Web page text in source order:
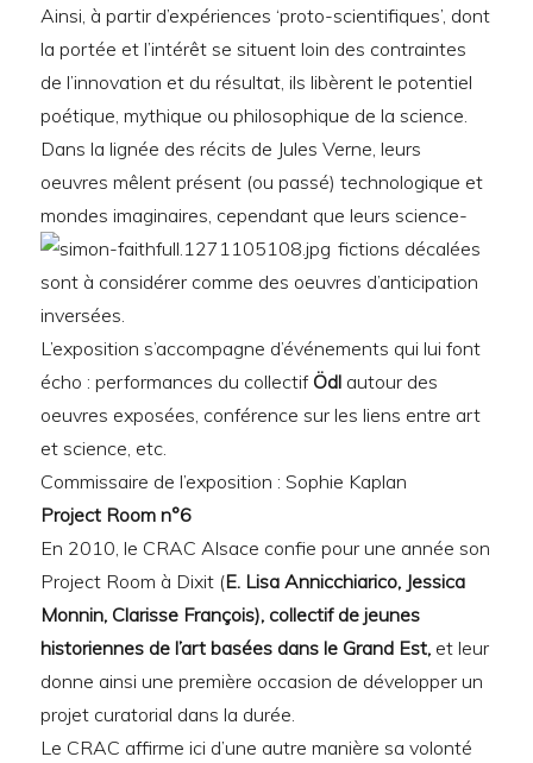
Ainsi, à partir d’expériences ‘proto-scientifiques’, dont
la portée et l’intérêt se situent loin des contraintes
de l’innovation et du résultat, ils libèrent le potentiel
poétique, mythique ou philosophique de la science.
Dans la lignée des récits de Jules Verne, leurs
oeuvres mêlent présent (ou passé) technologique et
mondes imaginaires, cependant que leurs science-
fictions décalées
sont à considérer comme des oeuvres d’anticipation
inversées.
L’exposition s’accompagne d’événements qui lui font
écho : performances du collectif Ödl autour des
oeuvres exposées, conférence sur les liens entre art
et science, etc.
Commissaire de l’exposition : Sophie Kaplan
Project Room n°6
En 2010, le CRAC Alsace confie pour une année son
Project Room à Dixit (E. Lisa Annicchiarico, Jessica
Monnin, Clarisse François), collectif de jeunes
historiennes de l’art basées dans le Grand Est, et leur
donne ainsi une première occasion de développer un
projet curatorial dans la durée.
Le CRAC affirme ici d’une autre manière sa volonté